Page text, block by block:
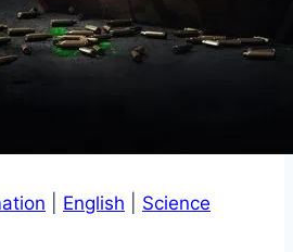
English
Science